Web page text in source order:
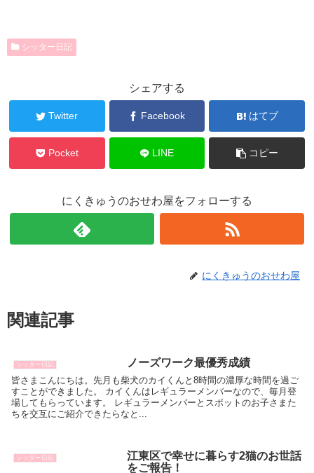
シッター日記
シェアする
Twitter Facebook はてブ
Pocket LINE コピー
にくきゅうのおせわ屋をフォローする
にくきゅうのおせわ屋
関連記事
シッター日記 ノーズワーク最優秀成績
皆さまこんにちは。先月も柴犬のカイくんと8時間の濃厚な時間を過ご
すことができました。 カイくんはレギュラーメンバーなので、毎月登
場してもらっています。 レギュラーメンバーとスポットのお子さまた
ちを交互にご紹介できたらなと...
シッター日記
江東区で幸せに暮らす2猫のお世話
をご報告！